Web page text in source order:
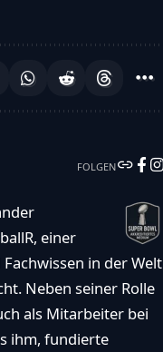
FOLGEN
einer
in der Welt
Neben seiner Rolle
als Mitarbeiter bei
ihm, fundierte